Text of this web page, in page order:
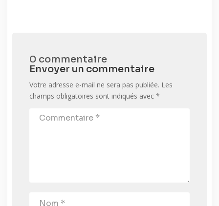
0 commentaire
Envoyer un commentaire
Votre adresse e-mail ne sera pas publiée. Les
champs obligatoires sont indiqués avec *